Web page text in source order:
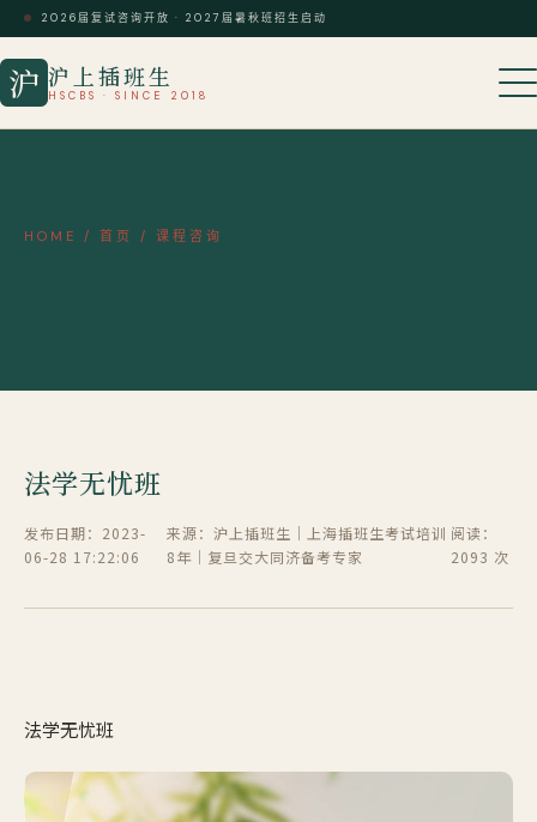
2026届复试咨询开放 · 2027届暑秋班招生启动
沪 沪上插班生
HSCBS · SINCE 2018
HOME / 首页 / 课程咨询
法学无忧班
发布日期：2023-
06-28 17:22:06
来源：沪上插班生｜上海插班生考试培训
8年｜复旦交大同济备考专家
阅读：
2093 次
法学无忧班